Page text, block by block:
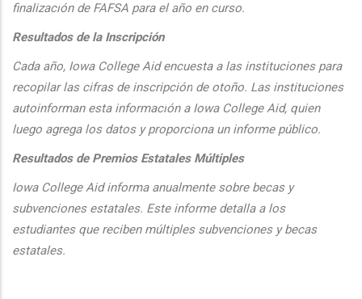
finalización de FAFSA para el año en curso.
Resultados de la Inscripción
Cada año, Iowa College Aid encuesta a las instituciones para
recopilar las cifras de inscripción de otoño. Las instituciones
autoinforman esta información a Iowa College Aid, quien
luego agrega los datos y proporciona un informe público.
Resultados de Premios Estatales Múltiples
Iowa College Aid informa anualmente sobre becas y
subvenciones estatales. Este informe detalla a los
estudiantes que reciben múltiples subvenciones y becas
estatales.